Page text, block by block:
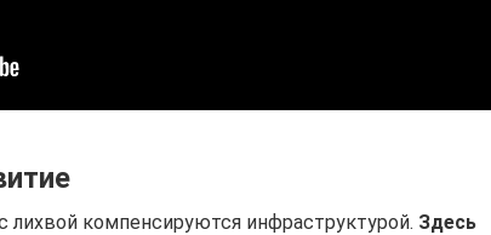
лихвой компенсируются инфраструктурой. Здесь